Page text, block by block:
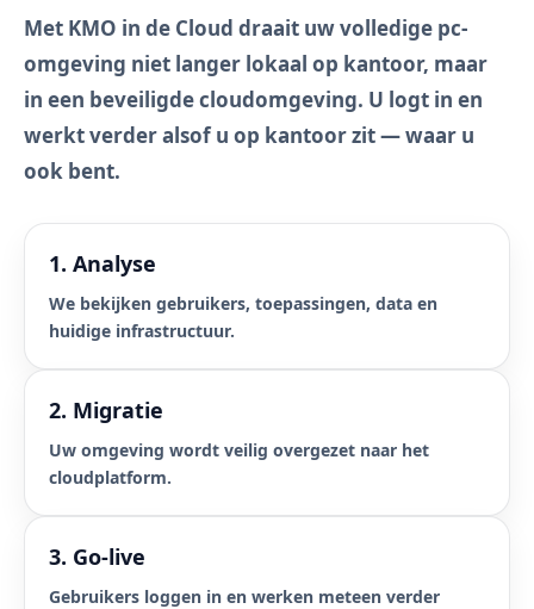
Met KMO in de Cloud draait uw volledige pc-
omgeving niet langer lokaal op kantoor, maar
in een beveiligde cloudomgeving. U logt in en
werkt verder alsof u op kantoor zit — waar u
ook bent.
1. Analyse
We bekijken gebruikers, toepassingen, data en
huidige infrastructuur.
2. Migratie
Uw omgeving wordt veilig overgezet naar het
cloudplatform.
3. Go-live
Gebruikers loggen in en werken meteen verder